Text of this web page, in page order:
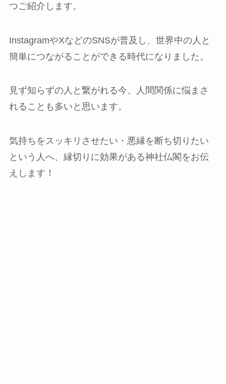
つご紹介します。
InstagramやXなどのSNSが普及し、世界中の人と
簡単につながることができる時代になりました。
見ず知らずの人と繋がれる今、人間関係に悩まさ
れることも多いと思います。
気持ちをスッキリさせたい・悪縁を断ち切りたい
という人へ、縁切りに効果がある神社仏閣をお伝
えします！